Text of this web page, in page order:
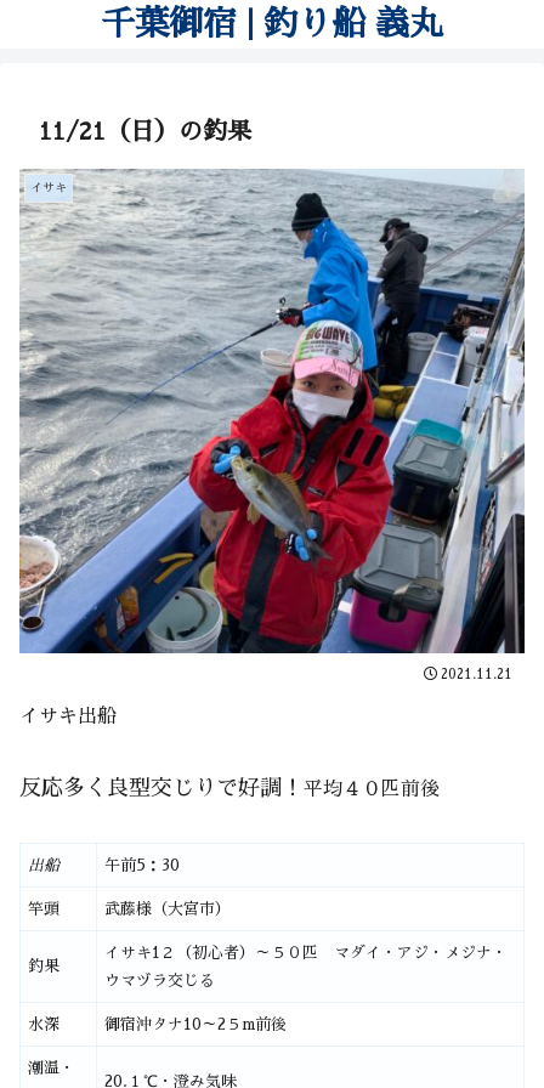
千葉御宿 | 釣り船 義丸
11/21（日）の釣果
イサキ
2021.11.21
イサキ出船
反応多く良型交じりで好調！ 平均４０匹前後
出船 午前5：30
竿頭 武藤様（大宮市）
釣果
イサキ1２（初心者）～５０匹 マダイ・アジ・メジナ・
ウマヅラ交じる
水深 御宿沖タナ10～2５m前後
潮温・
20.１℃・澄み気味